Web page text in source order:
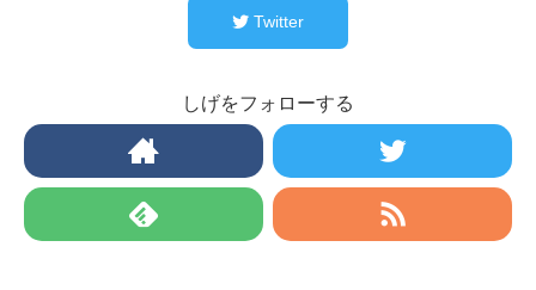
Twitter
しげをフォローする